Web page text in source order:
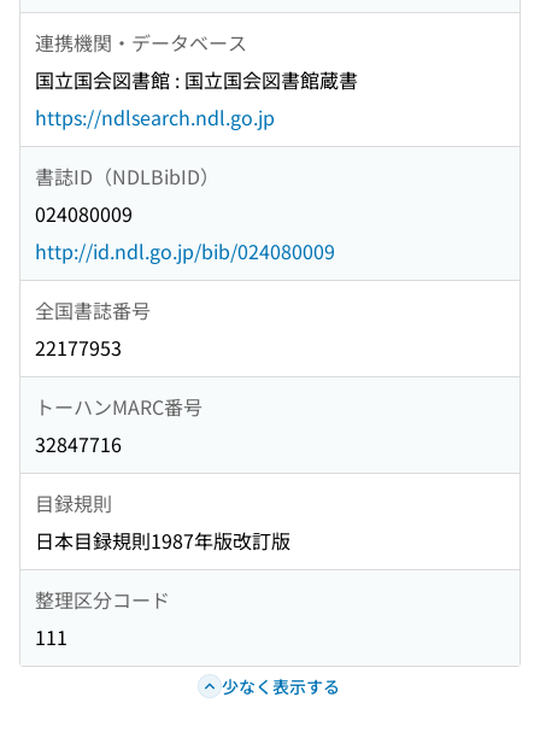
連携機関・データベース
国立国会図書館 : 国立国会図書館蔵書
https://ndlsearch.ndl.go.jp
書誌ID（NDLBibID）
024080009
http://id.ndl.go.jp/bib/024080009
全国書誌番号
22177953
トーハンMARC番号
32847716
目録規則
日本目録規則1987年版改訂版
整理区分コード
111
少なく表示する